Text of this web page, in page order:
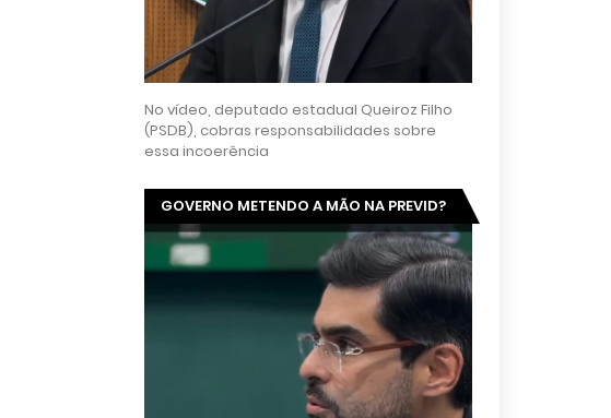
No vídeo, deputado estadual Queiroz Filho
(PSDB), cobras responsabilidades sobre
essa incoerência
GOVERNO METENDO A MÃO NA PREVID?